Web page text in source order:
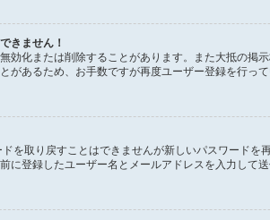
きません！
効化または削除することがあります。また大抵の
があるため、お手数ですが再度ユーザー登録を行っ
を取り戻すことはできませんが新しいパスワード
に登録したユーザー名とメールアドレスを入力して